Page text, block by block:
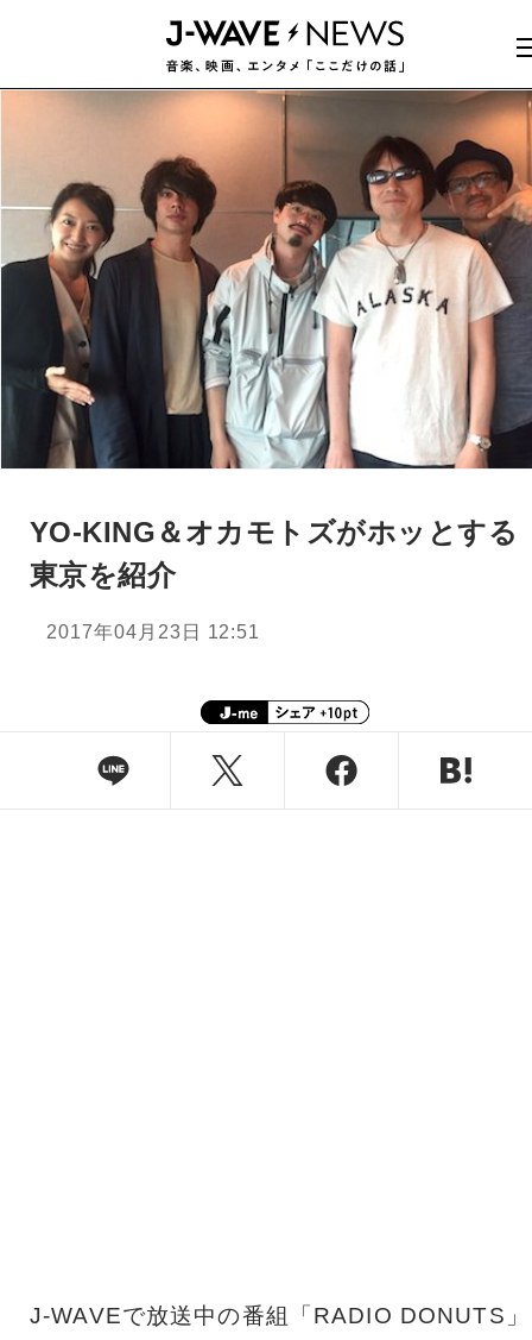
YO-KING＆オカモトズがホッとする
東京を紹介
2017年04月23日 12:51
J-WAVEで放送中の番組「RADIO DONUTS」